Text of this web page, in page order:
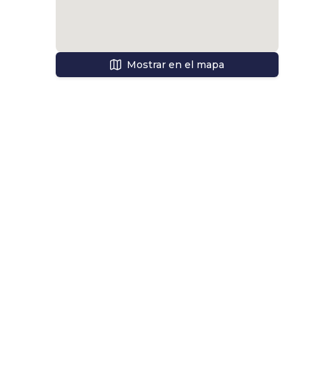
Mostrar en el mapa